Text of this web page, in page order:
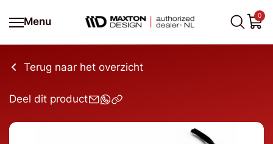
Menu
0
Terug naar het overzicht
Deel dit product